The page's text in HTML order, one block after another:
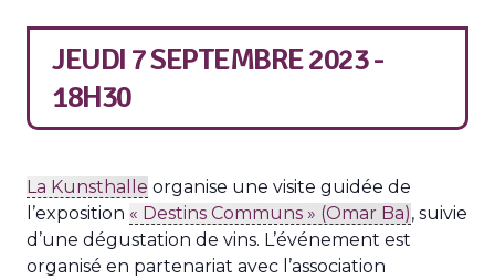
JEUDI 7 SEPTEMBRE 2023 -
18H30
La Kunsthalle organise une visite guidée de
l’exposition « Destins Communs » (Omar Ba), suivie
d’une dégustation de vins. L’événement est
organisé en partenariat avec l’association